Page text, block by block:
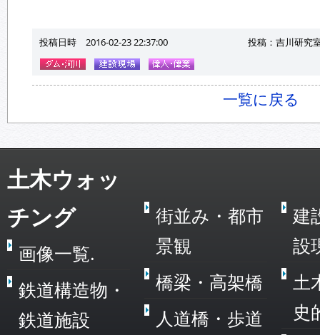
投稿日時 2016-02-23 22:37:00 投稿：吉川研究
一覧に戻る
土木ウォッ
チング
画像一覧.
鉄道構造物・
鉄道施設
街並み・都市
景観
橋梁・高架橋
人道橋・歩道
建
設
土
史